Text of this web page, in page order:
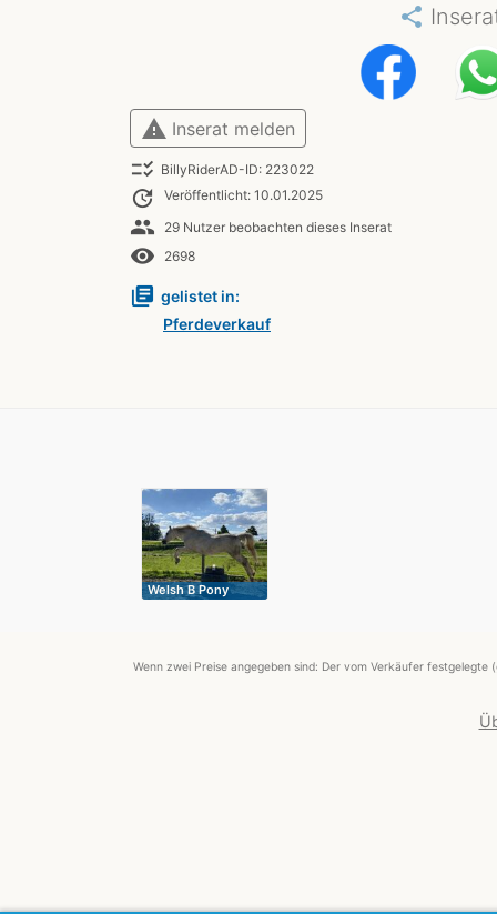
share
warning Inserat melden
checklist_rtl BillyRiderAD-ID: 223022
update Veröffentlicht: 10.01.2025
people 29 Nutzer beobachten dieses Inserat
remove_red_eye 2698
library_books gelistet in:
Pferdeverkauf
Welsh B Pony
Wenn zwei Preise angegeben sind: Der vom Verkäufer